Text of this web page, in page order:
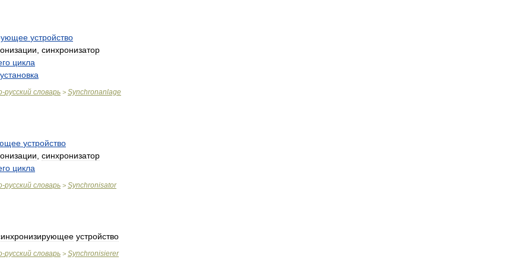
устройство
синхронизатор
цикла
установка
-русский словарь > Synchronanlage
устройство
синхронизатор
цикла
-русский словарь > Synchronisator
устройство
-русский словарь > Synchronisierer